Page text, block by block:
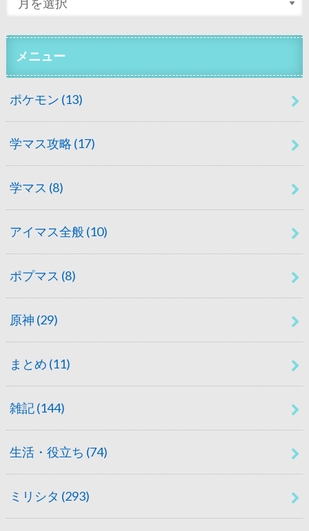
メニュー
ポケモン (13)
学マス攻略 (17)
学マス (8)
アイマス全般 (10)
ポプマス (8)
原神 (29)
まとめ (11)
雑記(144)
生活・役立ち (74)
ミリシタ (293)